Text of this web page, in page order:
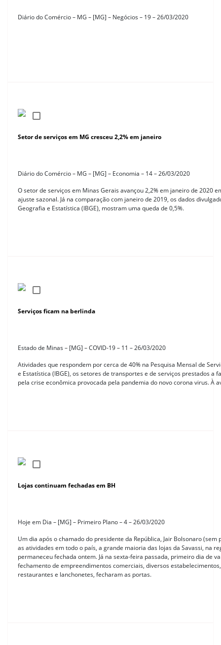
Diário do Comércio – MG – [MG] – Negócios – 19 – 26/03/2020
Setor de serviços em MG cresceu 2,2% em janeiro
Diário do Comércio – MG – [MG] – Economia – 14 – 26/03/2020
O setor de serviços em Minas Gerais avançou 2,2% em janeiro de 2020
ajuste sazonal. Já na comparação com janeiro de 2019, os dados
Geografia e Estatística (IBGE), mostram uma queda de 0,5%.
Serviços ficam na berlinda
Estado de Minas – [MG] – COVID-19 – 11 – 26/03/2020
Atividades que respondem por cerca de 40% na Pesquisa Mensal de
e Estatística (IBGE), os setores de transportes e de serviços prestados a
pela crise econômica provocada pela pandemia do novo corona virus. À
Lojas continuam fechadas em BH
Hoje em Dia – [MG] – Primeiro Plano – 4 – 26/03/2020
Um dia após o chamado do presidente da República, Jair Bolsonaro
as atividades em todo o país, a grande maioria das lojas da Savassi, na
permaneceu fechada ontem. Já na sexta-feira passada, primeiro dia de
fechamento de empreendimentos comerciais, diversos
restaurantes e lanchonetes, fecharam as portas.